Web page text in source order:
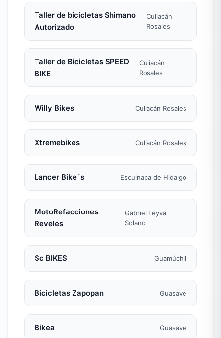
Taller de bicicletas Shimano
Autorizado
Culiacán
Rosales
Taller de Bicicletas SPEED
BIKE
Culiacán
Rosales
Willy Bikes Culiacán Rosales
Xtremebikes Culiacán Rosales
Lancer Bike´s Escuinapa de Hidalgo
MotoRefacciones
Reveles
Gabriel Leyva
Solano
Sc BIKES Guamúchil
Bicicletas Zapopan Guasave
Bikea Guasave